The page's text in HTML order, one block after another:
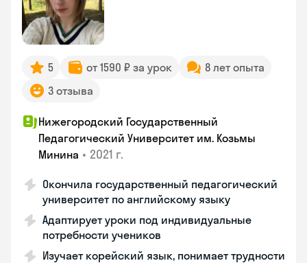
5 от 1590 ₽ за урок
8 лет опыта
3 отзыва
Нижегородский Государственный
Педагогический Университет им. Козьмы
Минина • 2021 г.
Окончила государственный педагогический
университет по английскому языку
Адаптирует уроки под индивидуальные
потребности учеников
Изучает корейский язык, понимает трудности